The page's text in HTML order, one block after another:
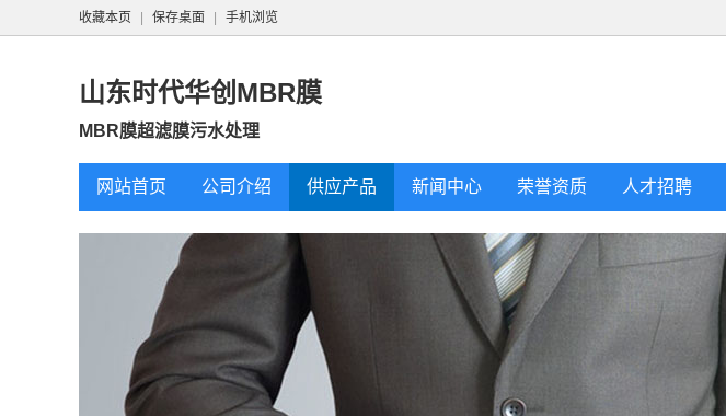
收藏本页 保存桌面 手机浏览
山东时代华创MBR膜
MBR膜超滤膜污水处理
网站首页 公司介绍 供应产品 新闻中心 荣誉资质 人才招聘